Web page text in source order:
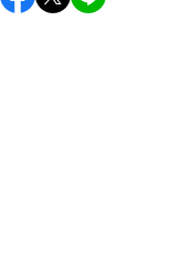
し上がりください。